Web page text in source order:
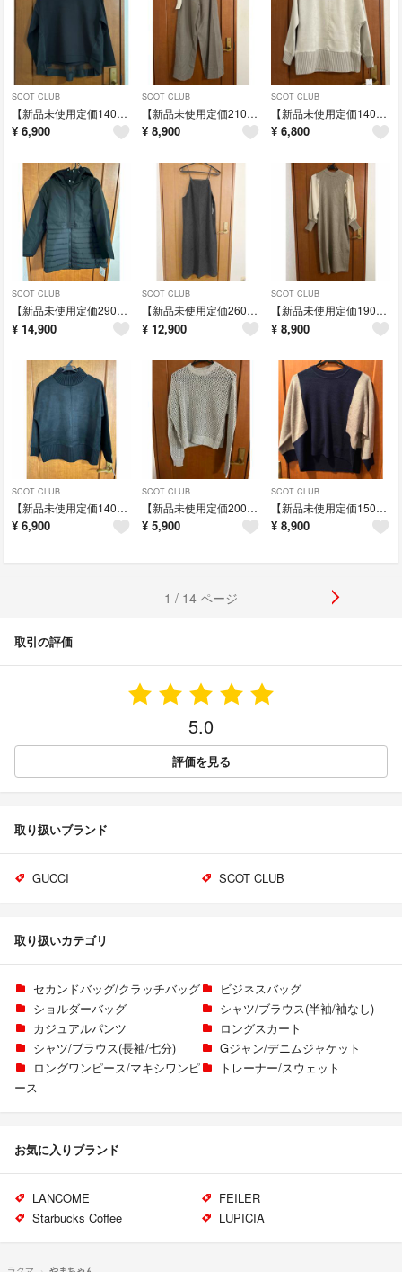
SCOT CLUB
【新品未使用定価14000円】MEDOC レイヤード長袖トップス ダークグレー
¥ 6,900
SCOT CLUB
【新品未使用定価21000円】anabuki グレー ワイドパンツ
¥ 8,900
SCOT CLUB
【新品未使用定価14000円】MÉDOC タートルネック スウェットライトグレー
¥ 6,800
SCOT CLUB
【新品未使用定価29000円】ダウンジャケット
¥ 14,900
SCOT CLUB
【新品未使用定価26000円】ブラック キャミソールロングワンピース
¥ 12,900
SCOT CLUB
【新品未使用定価19000円】38サイズ MEDOC ワンピース ベージュ
¥ 8,900
SCOT CLUB
【新品未使用定価14000円】MEDOC ブラックタートルネックセーター
¥ 6,900
SCOT CLUB
【新品未使用定価20000円】ライトグレー ニットセーター サイズ38
¥ 5,900
SCOT CLUB
【新品未使用定価15000円】 コンビニットセーター サイズ38
¥ 8,900
1 / 14 ページ
取引の評価
5.0
評価を見る
取り扱いブランド
GUCCI SCOT CLUB
取り扱いカテゴリ
セカンドバッグ/クラッチバッグ
ビジネスバッグ
ショルダーバッグ
シャツ/ブラウス(半袖/袖なし)
カジュアルパンツ
ロングスカート
シャツ/ブラウス(長袖/七分)
Gジャン/デニムジャケット
ロングワンピース/マキシワンピ
ース
トレーナー/スウェット
お気に入りブランド
LANCOME
FEILER
Starbucks Coffee
LUPICIA